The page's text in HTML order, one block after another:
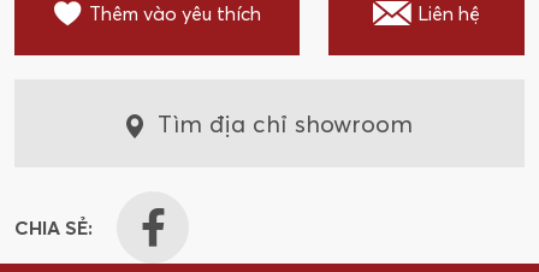
Thêm vào yêu thích Liên hệ
Tìm địa chỉ showroom
CHIA SẺ: